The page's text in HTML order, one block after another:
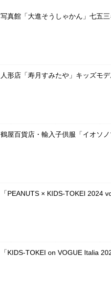
写真館「大進そうしゃかん」七五
人形店「寿月すみたや」キッズモ
鶴屋百貨店・輸入子供服「イオソ
「PEANUTS × KIDS-TOKEI 2024
「KIDS-TOKEI on VOGUE Italia